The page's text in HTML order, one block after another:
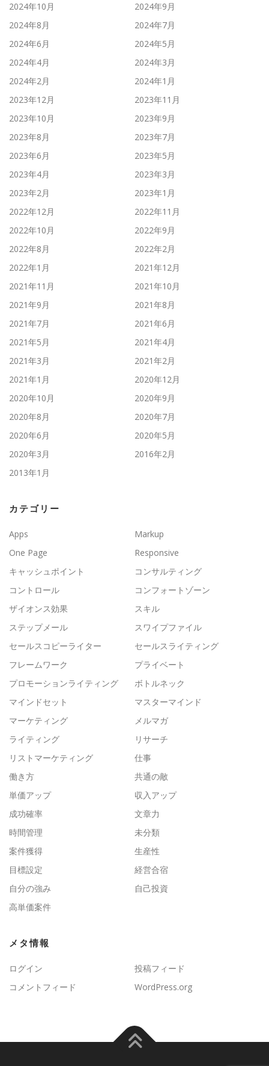
2024年10月
2024年9月
2024年8月
2024年7月
2024年6月
2024年5月
2024年4月
2024年3月
2024年2月
2024年1月
2023年12月
2023年11月
2023年10月
2023年9月
2023年8月
2023年7月
2023年6月
2023年5月
2023年4月
2023年3月
2023年2月
2023年1月
2022年12月
2022年11月
2022年10月
2022年9月
2022年8月
2022年2月
2022年1月
2021年12月
2021年11月
2021年10月
2021年9月
2021年8月
2021年7月
2021年6月
2021年5月
2021年4月
2021年3月
2021年2月
2021年1月
2020年12月
2020年10月
2020年9月
2020年8月
2020年7月
2020年6月
2020年5月
2020年3月
2016年2月
2013年1月
カテゴリー
Apps
Markup
One Page
Responsive
キャッシュポイント
コンサルティング
コントロール
コンフォートゾーン
ザイオンス効果
スキル
ステップメール
スワイプファイル
セールスコピーライター
セールスライティング
フレームワーク
プライベート
プロモーションライティング
ボトルネック
マインドセット
マスターマインド
マーケティング
メルマガ
ライティング
リサーチ
リストマーケティング
仕事
働き方
共通の敵
単価アップ
収入アップ
成功確率
文章力
時間管理
未分類
案件獲得
生産性
目標設定
経営合宿
自分の強み
自己投資
高単価案件
メタ情報
ログイン
投稿フィード
コメントフィード
WordPress.org